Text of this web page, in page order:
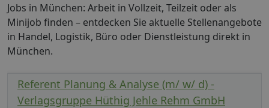
Jobs in München: Arbeit in Vollzeit, Teilzeit oder als
Minijob finden – entdecken Sie aktuelle Stellenangebote
in Handel, Logistik, Büro oder Dienstleistung direkt in
München.
Referent Planung & Analyse (m/ w/ d) -
Verlagsgruppe Hüthig Jehle Rehm GmbH